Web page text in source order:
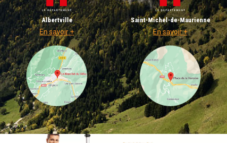
Albertville
En savoir +
Saint-Michel-de-Maurienne
En savoir +